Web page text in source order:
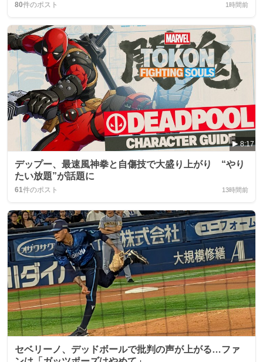
80件のポスト 1時間前
8:17
デップー、最速風神拳と自傷技で大盛り上がり “やり
たい放題”が話題に
61件のポスト 13時間前
セベリーノ、デッドボールで批判の声が上がる…ファ